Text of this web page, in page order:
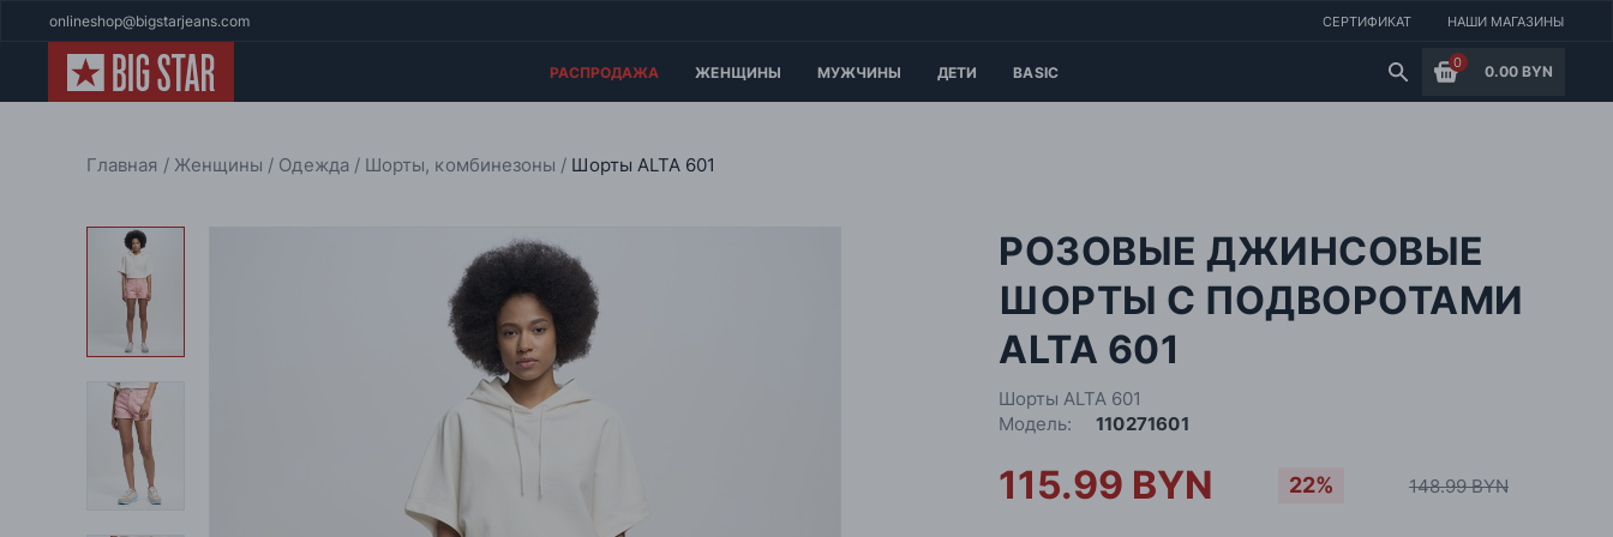
onlineshop@bigstarjeans.com СЕРТИФИКАТ НАШИ МАГАЗИНЫ
РАСПРОДАЖА ЖЕНЩИНЫ МУЖЧИНЫ ДЕТИ BASIC
0
0.00 BYN
Главная Женщины Одежда Шорты, комбинезоны Шорты ALTA 601
РОЗОВЫЕ ДЖИНСОВЫЕ
ШОРТЫ С ПОДВОРОТАМИ
ALTA 601
Шорты ALTA 601
Модель:
110271601
115.99 BYN 22% 148.99 BYN